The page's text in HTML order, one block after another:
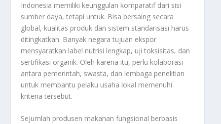
Indonesia memiliki keunggulan komparatif dari sisi
sumber daya, tetapi untuk. Bisa bersaing secara
global, kualitas produk dan sistem standarisasi harus
ditingkatkan. Banyak negara tujuan ekspor
mensyaratkan label nutrisi lengkap, uji toksisitas, dan
sertifikasi organik. Oleh karena itu, perlu kolaborasi
antara pemerintah, swasta, dan lembaga penelitian
untuk membantu pelaku usaha lokal memenuhi
kriteria tersebut.
Sejumlah produsen makanan fungsional berbasis